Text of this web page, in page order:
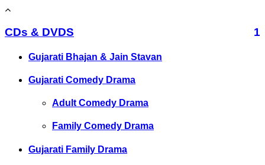
CDs & DVDS 1
Gujarati Bhajan & Jain Stavan
Gujarati Comedy Drama
Adult Comedy Drama
Family Comedy Drama
Gujarati Family Drama